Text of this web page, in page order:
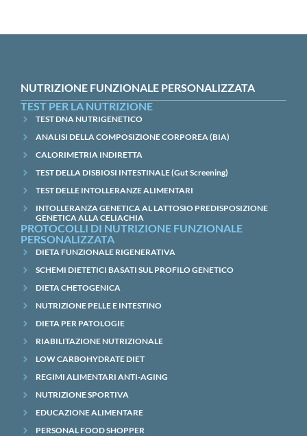
NUTRIZIONE FUNZIONALE PERSONALIZZATA
TEST PER LA NUTRIZIONE
TEST DNA NUTRIGENETICO
ANALISI DELLA COMPOSIZIONE CORPOREA (BIA)
CALORIMETRIA INDIRETTA
TEST DELLA DISBIOSI INTESTINALE (Gut Screening)
TEST DELLE INTOLLERANZE ALIMENTARI
INTOLLERANZA GENETICA AL LATTOSIO PREDISPOSIZIONE
GENETICA ALLA CELIACHIA
PROTOCOLLI DI NUTRIZIONE FUNZIONALE
PERSONALIZZATA
DIETA FUNZIONALE RIGENERATIVA
SCHEMI DIETETICI BASATI SUL PROFILO GENETICO
DIETA CHETOGENICA
NUTRIZIONE PELLE E INTESTINO
DIETA PER PATOLOGIE
RIABILITAZIONE NUTRIZIONALE
LOW CARBOHYDRATE DIET
REGIMI ALIMENTARI ANTI-AGING
NUTRIZIONE SPORTIVA
EDUCAZIONE ALIMENTARE
PERSONAL FOOD SHOPPER